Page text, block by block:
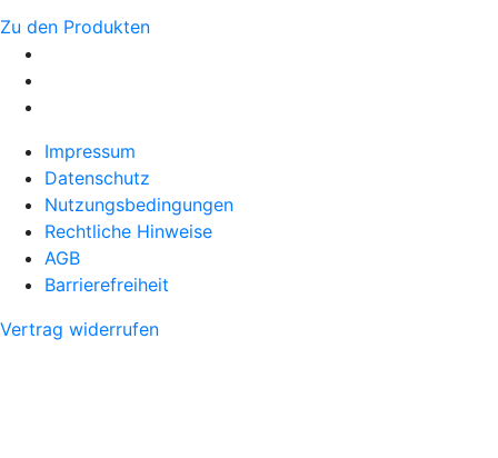
Zu den Produkten
Impressum
Datenschutz
Nutzungsbedingungen
Rechtliche Hinweise
AGB
Barrierefreiheit
Vertrag widerrufen